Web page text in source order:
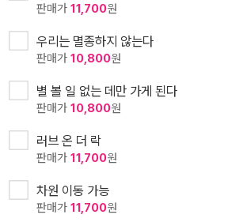
판매가 11,700원
우리는 멸종하지 않는다
판매가 10,800원
별 볼 일 없는 데만 가게 된다
판매가 10,800원
러브 온 더 락
판매가 11,700원
차원 이동 가능
판매가 11,700원